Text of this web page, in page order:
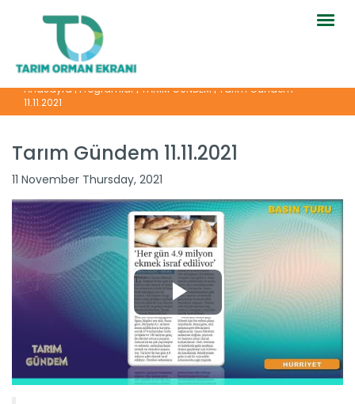
Anasayfa|Programlar|TARIM GÜNDEM|Tarım Gündem
11.11.2021
Tarım Gündem 11.11.2021
11 November Thursday, 2021